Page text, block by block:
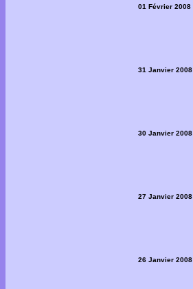
01 Février 2008
31 Janvier 2008
30 Janvier 2008
27 Janvier 2008
26 Janvier 2008